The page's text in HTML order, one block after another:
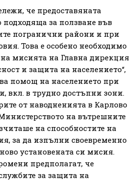
че предоставяната
подходяща за ползване във
погранични райони и при
Това е особено необходимо
мисията на Главна дирекция
и защита на населението“,
помощ на населението при
вкл. в трудно достъпни зони.
от наводненията в Карлово
на вътрешните
на способностите на
за да изпълни своевременно
установената си мисия.
предполагат, че
за защита на